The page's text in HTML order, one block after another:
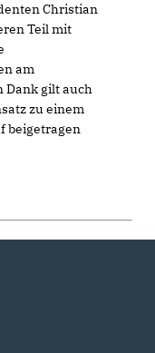
Christian
Teil mit
am
Dank gilt auch
zu einem
beigetragen